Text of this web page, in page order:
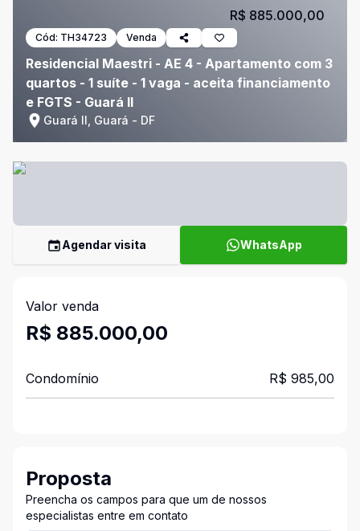
Cód: TH34723 Venda
Residencial Maestri - AE 4 - Apartamento com 3
quartos - 1 suíte - 1 vaga - aceita financiamento
e FGTS - Guará II
Guará II, Guará - DF
R$ 885.000,00
Agendar visita WhatsApp
Valor venda
R$ 885.000,00
Condomínio R$ 985,00
Proposta
Preencha os campos para que um de nossos
especialistas entre em contato